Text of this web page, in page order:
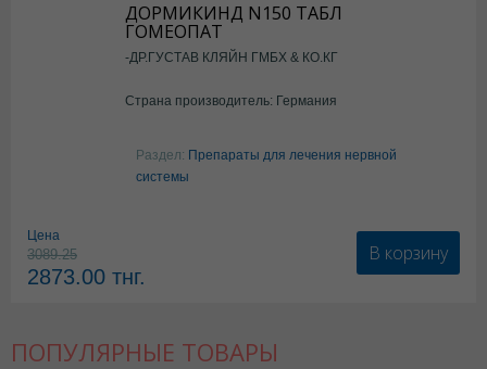
ДОРМИКИНД N150 ТАБЛ
ГОМЕОПАТ
-ДР.ГУСТАВ КЛЯЙН ГМБХ & КО.КГ
Страна производитель: Германия
Раздел: Препараты для лечения нервной
системы
Цена
3089.25
2873.00 тнг.
В корзину
ПОПУЛЯРНЫЕ ТОВАРЫ